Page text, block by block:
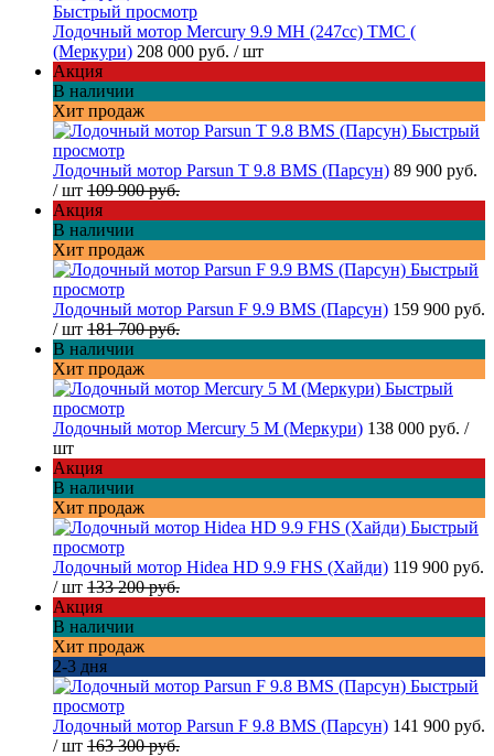
Быстрый просмотр
Лодочный мотор Mercury 9.9 МН (247cc) TMC (
(Меркури) 208 000 руб. / шт
Акция
В наличии
Хит продаж
Быстрый
просмотр
Лодочный мотор Parsun T 9.8 BMS (Парсун) 89 900 руб.
/ шт 109 900 руб.
Акция
В наличии
Хит продаж
Быстрый
просмотр
Лодочный мотор Parsun F 9.9 BMS (Парсун) 159 900 руб.
/ шт 181 700 руб.
В наличии
Хит продаж
Быстрый
просмотр
Лодочный мотор Mercury 5 M (Меркури) 138 000 руб. /
шт
Акция
В наличии
Хит продаж
Быстрый
просмотр
Лодочный мотор Hidea HD 9.9 FHS (Хайди) 119 900 руб.
/ шт 133 200 руб.
Акция
В наличии
Хит продаж
2-3 дня
Быстрый
просмотр
Лодочный мотор Parsun F 9.8 BMS (Парсун) 141 900 руб.
/ шт 163 300 руб.